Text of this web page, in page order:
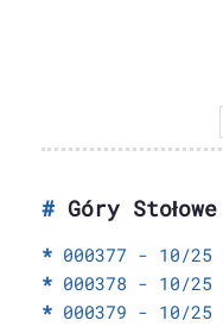
Góry Stołowe
000377 - 10/25
000378 - 10/25
000379 - 10/25